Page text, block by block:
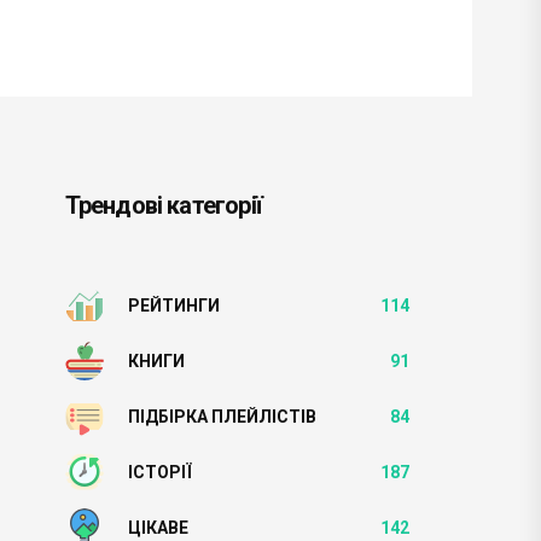
Трендові категорії
РЕЙТИНГИ 114
КНИГИ 91
ПІДБІРКА ПЛЕЙЛІСТІВ 84
ІСТОРІЇ 187
ЦІКАВЕ 142